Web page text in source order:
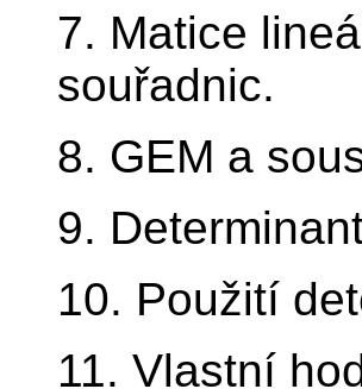
7. Matice
souřadnic.
8. GEM a
9.
10. Použití
11. Vlastní